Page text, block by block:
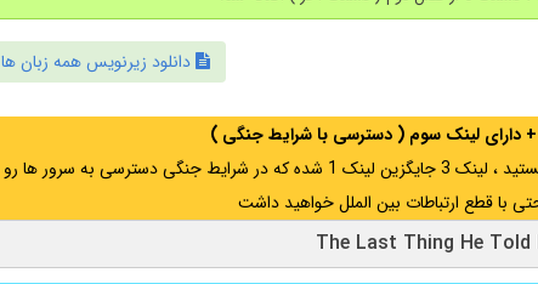
دانلود زیرنویس همه زبان ها
+ دارای لینک سوم ( دسترسی با شرایط جنگی )
اگر از ایران به آدرس مخفی متصل هستید ، لینک 3 جایگزین لینک 1 شده که در شرایط جنگی دسترسی به سرور ها رو
با قطع ارتباطات بین الملل خواهید داشت